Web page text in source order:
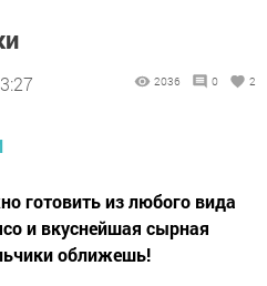
2036 0 2
готовить из любого вида
и вкуснейшая сырная
оближешь!